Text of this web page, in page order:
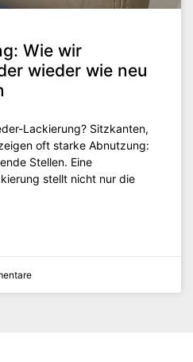
Wie wir
wieder wie neu
Lackierung? Sitzkanten,
oft starke Abnutzung:
Stellen. Eine
stellt nicht nur die